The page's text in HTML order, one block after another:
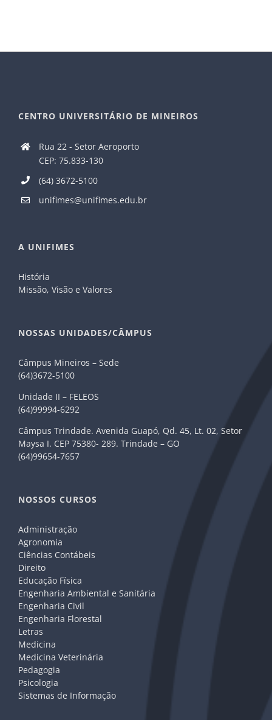
CENTRO UNIVERSITÁRIO DE MINEIROS
Rua 22 - Setor Aeroporto
CEP: 75.833-130
(64) 3672-5100
unifimes@unifimes.edu.br
A UNIFIMES
História
Missão, Visão e Valores
NOSSAS UNIDADES/CÂMPUS
Câmpus Mineiros – Sede
(64)3672-5100
Unidade II – FELEOS
(64)99994-6292
Câmpus Trindade. Avenida Guapó, Qd. 45, Lt. 02, Setor
Maysa I. CEP 75380- 289. Trindade – GO
(64)99654-7657
NOSSOS CURSOS
Administração
Agronomia
Ciências Contábeis
Direito
Educação Física
Engenharia Ambiental e Sanitária
Engenharia Civil
Engenharia Florestal
Letras
Medicina
Medicina Veterinária
Pedagogia
Psicologia
Sistemas de Informação